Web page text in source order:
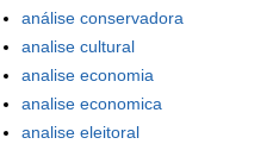
análise conservadora
analise cultural
analise economia
analise economica
analise eleitoral